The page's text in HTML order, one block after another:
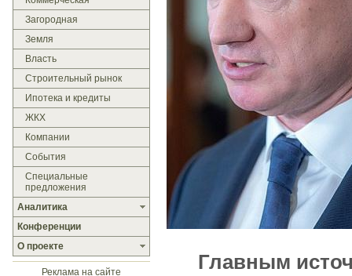
Загородная
Земля
Власть
Строительный рынок
Ипотека и кредиты
ЖКХ
Компании
События
Специальные
предложения
Аналитика
Конференции
О проекте
Реклама на сайте
Главным